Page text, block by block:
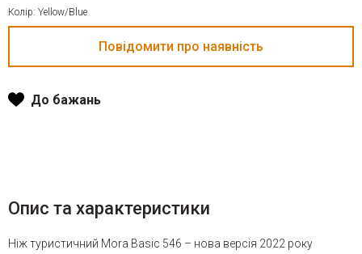
Колір: Yellow/Blue
До бажань
Опис та характеристики
Ніж туристичний Mora Basic 546 – ​​нова версія 2022 року